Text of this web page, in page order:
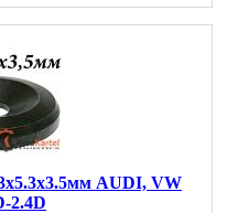
AUDI, VW
2.4D